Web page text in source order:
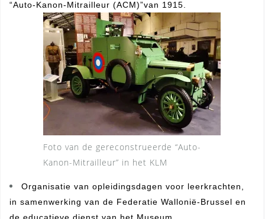
“Auto-Kanon-Mitrailleur (ACM)”van 1915.
Foto van de gereconstrueerde “Auto-
Kanon-Mitrailleur” in het KLM
Organisatie van opleidingsdagen voor leerkrachten,
in samenwerking van de Federatie Wallonië-Brussel en